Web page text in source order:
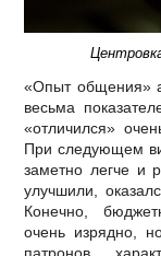
«Опыт общения»
весьма
«отличился»
При следующем
заметно легче и
улучшили,
Конечно,
очень изрядно,